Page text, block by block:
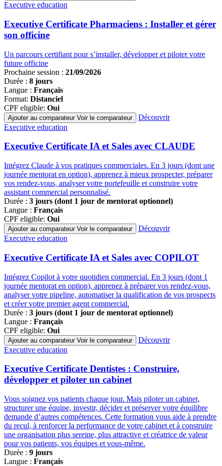
Famille
programmes
Executive education
Executive Certificate Pharmaciens : Installer et gérer
son officine
Un parcours certifiant pour s’installer, développer et piloter votre
future officine
Prochaine session : 21/09/2026
Durée : 8 jours
Langue : Français
Format: Distanciel
CPF eligible: Oui
Ajouter au comparateur Voir le comparateur
Découvrir
Famille
programmes
Executive education
Executive Certificate IA et Sales avec CLAUDE
Intégrez Claude à vos pratiques commerciales. En 3 jours (dont une
journée mentorat en option), apprenez à mieux prospecter, préparer
vos rendez-vous, analyser votre portefeuille et construire votre
assistant commercial personnalisé.
Durée : 3 jours (dont 1 jour de mentorat optionnel)
Langue : Français
CPF eligible: Oui
Ajouter au comparateur Voir le comparateur
Découvrir
Famille
programmes
Executive education
Executive Certificate IA et Sales avec COPILOT
Intégrez Copilot à votre quotidien commercial. En 3 jours (dont 1
journée mentorat en option), apprenez à préparer vos rendez-vous,
analyser votre pipeline, automatiser la qualification de vos prospects
et créer votre premier agent commercial.
Durée : 3 jours (dont 1 jour de mentorat optionnel)
Langue : Français
CPF eligible: Oui
Ajouter au comparateur Voir le comparateur
Découvrir
Famille
programmes
Executive education
Executive Certificate Dentistes : Construire,
développer et piloter un cabinet
Vous soignez vos patients chaque jour. Mais piloter un cabinet,
structurer une équipe, investir, décider et préserver votre équilibre
demande d’autres compétences. Cette formation vous aide à prendre
du recul, à renforcer la performance de votre cabinet et à construire
une organisation plus sereine, plus attractive et créatrice de valeur
pour vos patients, vos équipes et vous-même.
Durée : 9 jours
Langue : Français